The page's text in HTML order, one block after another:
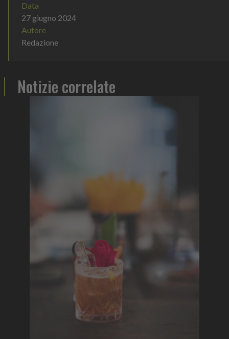
Data
27 giugno 2024
Autore
Redazione
Notizie correlate